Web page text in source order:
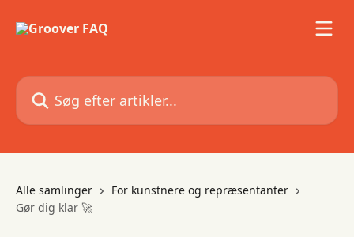
Søg efter artikler...
Alle samlinger
For kunstnere og repræsentanter
Gør dig klar 🚀